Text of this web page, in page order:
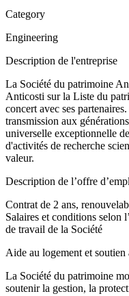
Category
Engineering
Description de l'entreprise
La Société du patrimoine
Anticosti sur la Liste du
concert avec ses
transmission aux
universelle exceptionnelle
d'activités de recherche
valeur.
Description de l’offre
Contrat de 2 ans,
Salaires et conditions selon
de travail de la Société
Aide au logement et
La Société du patrimoine
soutenir la gestion, la